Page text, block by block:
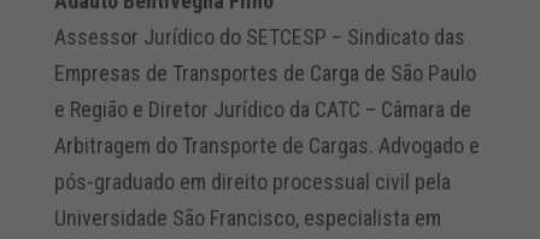
Assessor Jurídico do SETCESP – Sindicato das
Empresas de Transportes de Carga de São Paulo
e Região e Diretor Jurídico da CATC – Câmara de
Arbitragem do Transporte de Cargas. Advogado e
pós-graduado em direito processual civil pela
Universidade São Francisco, especialista em